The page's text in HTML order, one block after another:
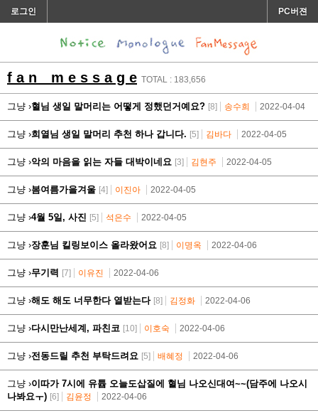
로그인 PC버젼
f a n m e s s a g e TOTAL : 183,656
그냥 ›혈님 생일 말머리는 어떻게 정했던거예요? [8] 송수희 2022-04-04
그냥 ›희열님 생일 말머리 추천 하나 갑니다. [5] 김바다 2022-04-05
그냥 ›악의 마음을 읽는 자들 대박이네요 [3] 김현주 2022-04-05
그냥 ›봄여름가을겨울 [4] 이진아 2022-04-05
그냥 ›4월 5일, 사진 [5] 석은수 2022-04-05
그냥 ›장훈님 킬링보이스 올라왔어요 [8] 이명옥 2022-04-06
그냥 ›무기력 [7] 이유진 2022-04-06
그냥 ›해도 해도 너무한다 열받는다 [8] 김정화 2022-04-06
그냥 ›다시만난세계, 파친코 [10] 이호숙 2022-04-06
그냥 ›전동드릴 추천 부탁드려요 [5] 배혜정 2022-04-06
그냥 ›이따가 7시에 유튭 오늘도삽질에 혈님 나오신대여~~(담주에 나오시
나봐요ㅜ) [6] 김윤정 2022-04-06